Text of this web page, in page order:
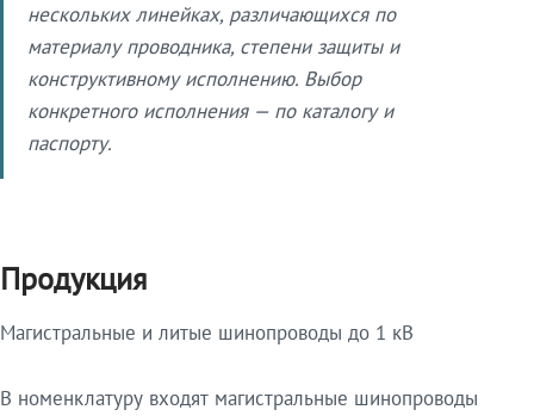
нескольких линейках, различающихся по
материалу проводника, степени защиты и
конструктивному исполнению. Выбор
конкретного исполнения — по каталогу и
паспорту.
Продукция
Магистральные и литые шинопроводы до 1 кВ
В номенклатуру входят магистральные шинопроводы